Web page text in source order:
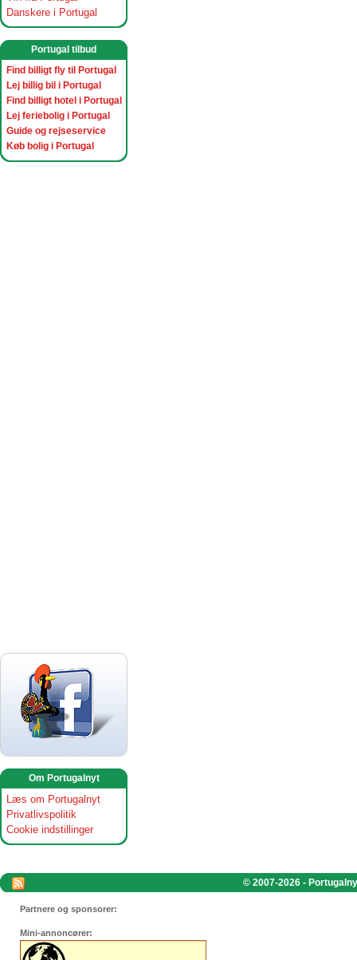
Danskere i Portugal
Portugal tilbud
Find billigt fly til Portugal
Lej billig bil i Portugal
Find billigt hotel i Portugal
Lej feriebolig i Portugal
Guide og rejseservice
Køb bolig i Portugal
Om Portugalnyt
Læs om Portugalnyt
Privatlivspolitik
Cookie indstillinger
© 2007-2026 -
Partnere og sponsorer:
Mini-annoncører: